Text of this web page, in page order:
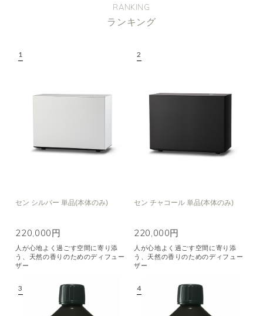
RANKING
ランキング
セン シルバー 単品(本体のみ)
220,000円
人が心地よく過ごす空間に寄り添
う、天然の香りのためのディフュー
ザー
セン チャコール 単品(本体のみ)
220,000円
人が心地よく過ごす空間に寄り添
う、天然の香りのためのディフュー
ザー